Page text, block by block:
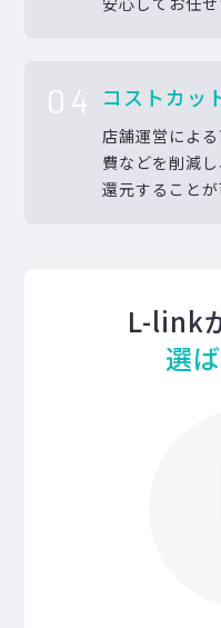
04 コストカッ
店舗運営によ
費などを削減
還元することが
L-link
選